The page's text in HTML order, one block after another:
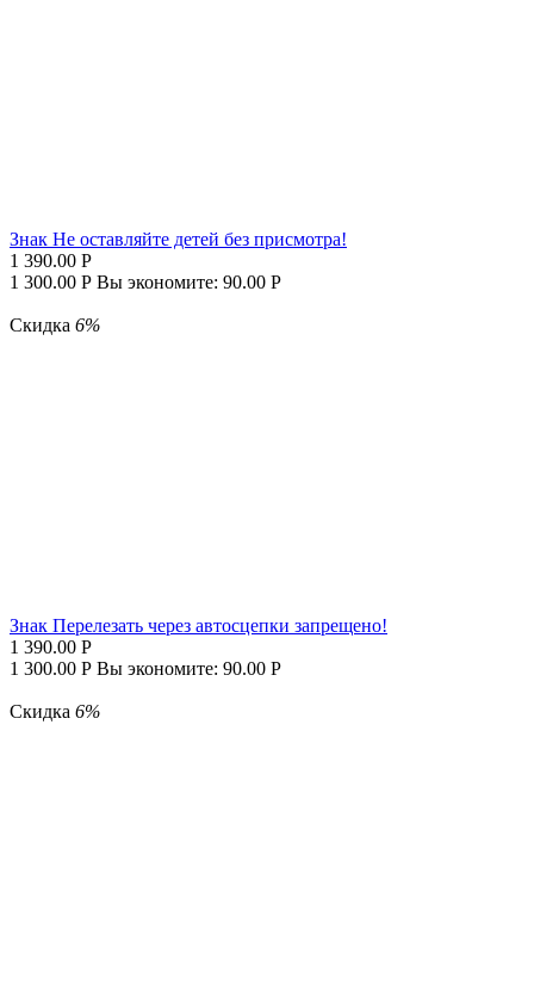
Знак Не оставляйте детей без присмотра!
1 390.00 Р
1 300.00 Р Вы экономите: 90.00 Р
Скидка 6%
Знак Перелезать через автосцепки запрещено!
1 390.00 Р
1 300.00 Р Вы экономите: 90.00 Р
Скидка 6%